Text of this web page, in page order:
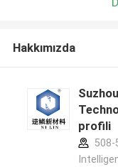
Hakkımızda
profili
508-